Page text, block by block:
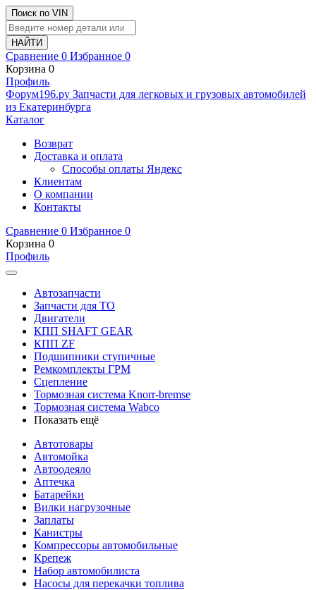
Поиск по VIN
Сравнение 0 Избранное 0
Корзина 0
Профиль
Фoрум196.ру Запчасти для легковых и грузовых автомобилей
из Екатеринбурга
Каталог
Возврат
Доставка и оплата
Способы оплаты Яндекс
Клиентам
О компании
Контакты
Сравнение 0 Избранное 0
Корзина 0
Профиль
Автозапчасти
Запчасти для ТО
Двигатели
КПП SHAFT GEAR
КПП ZF
Подшипники ступичные
Ремкомплекты ГРМ
Сцепление
Тормозная система Knorr-bremse
Тормозная система Wabco
Показать ещё
Автотовары
Автомойка
Автоодеяло
Аптечка
Батарейки
Вилки нагрузочные
Заплаты
Канистры
Компрессоры автомобильные
Крепеж
Набор автомобилиста
Насосы для перекачки топлива